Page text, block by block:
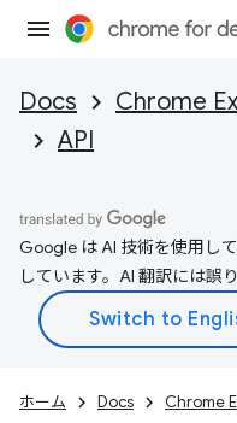
Docs Chrome
API
Google は AI 技術を使用し
しています。AI 翻訳には誤
ホーム Docs Chrome